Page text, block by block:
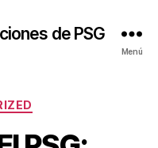
de PSG
Menú